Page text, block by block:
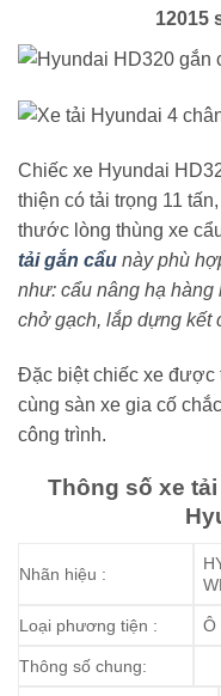
12015
Chiếc xe Hyundai
thiện có tải trọng 11
thước lòng thùng xe
tải gắn cẩu này phù
như: cẩu nâng hạ hàng
chở gạch, lắp dựng kết
Đặc biệt chiếc xe được
cùng sàn xe gia cố
công trình.
Thông số xe
Nhãn hiệu :
Loại phương tiện : Ô
Thông số chung: